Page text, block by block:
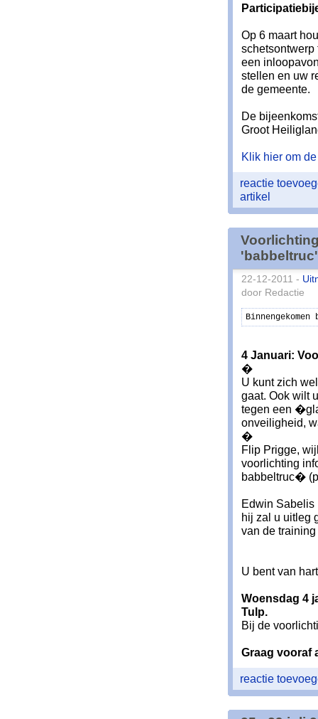
Op 6 maart
schetsontwerp
een
stellen en uw
de gemeente.
De
Groot
Klik hier om
reactie
artikel
'babbeltruc'
22-12-2011 -
door Redactie
4 Januari:
�
U kunt zich
gaat. Ook wilt
tegen een
onveiligheid,
�
Flip Prigge,
voorlichting
babbeltruc�
Edwin Sabelis
hij zal u uitleg
van de
U bent van
Woensdag 4
Tulp.
Bij de
Graag vooraf
reactie